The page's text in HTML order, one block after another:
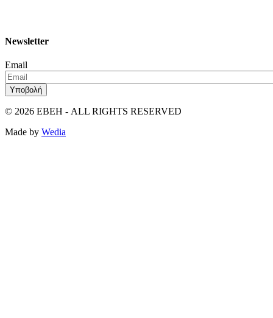
Newsletter
Email
© 2026 ΕΒΕΗ - ALL RIGHTS RESERVED
Made by Wedia